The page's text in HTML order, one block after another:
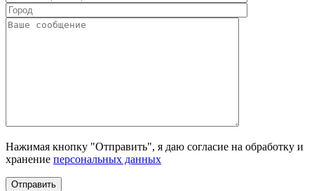
Нажимая кнопку "Отправить", я даю согласие на обработку и
хранение персональных данных
Отправить